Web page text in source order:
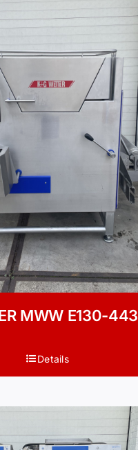
MWW E130-443
Details